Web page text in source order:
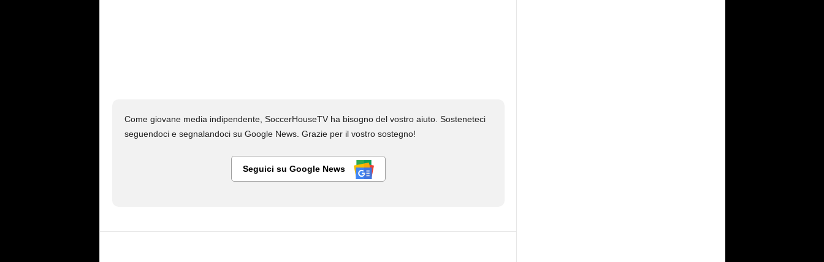
Come giovane media indipendente, SoccerHouseTV ha bisogno del vostro aiuto. Sosteneteci
seguendoci e segnalandoci su Google News. Grazie per il vostro sostegno!
Seguici su Google News